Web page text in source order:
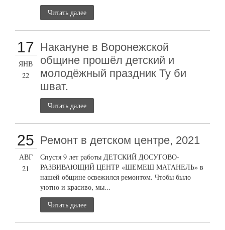
Читать далее
17
ЯНВ
22
Накануне в Воронежской
общине прошёл детский и
молодёжный праздник Ту би
шват.
Читать далее
25
АВГ
21
Ремонт в детском центре, 2021
Спустя 9 лет работы ДЕТСКИЙ ДОСУГОВО-
РАЗВИВАЮЩИЙ ЦЕНТР «ШЕМЕШ МАТАНЕЛЬ» в
нашей общине освежился ремонтом. Чтобы было
уютно и красиво, мы...
Читать далее